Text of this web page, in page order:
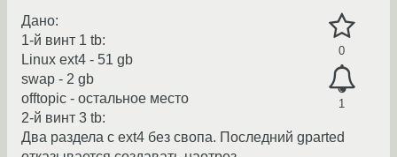
0
1
Дано:
1-й винт 1 tb:
Linux ext4 - 51 gb
swap - 2 gb
offtopic - остальное место
2-й винт 3 tb:
Два раздела с ext4 без свопа. Последний gparted